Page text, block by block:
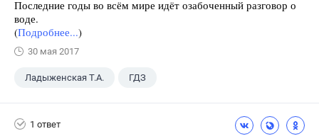
Последние годы во всём мире идёт озабоченный разговор о
воде.
(Подробнее...)
30 мая 2017
Ладыженская Т.А. ГДЗ
1 ответ